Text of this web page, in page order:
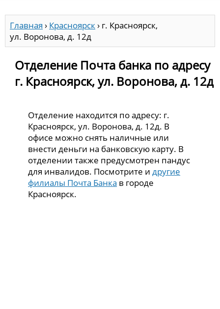
Главная › Красноярск› г. Красноярск,
ул. Воронова, д. 12д
Отделение Почта банка по адресу
г. Красноярск, ул. Воронова, д. 12д
Отделение находится по адресу: г.
Красноярск, ул. Воронова, д. 12д. В
офисе можно снять наличные или
внести деньги на банковскую карту. В
отделении также предусмотрен пандус
для инвалидов. Посмотрите идругие
филиалы Почта Банка в городе
Красноярск.